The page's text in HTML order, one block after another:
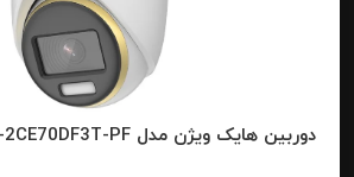
دوربین هایک ویژن مدل DS-2CE70DF3T-PF